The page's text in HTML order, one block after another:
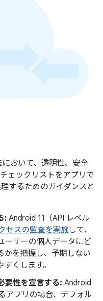
おいて、透明性、安全
ェックリストをアプリで
するためのガイダンスと
: Android 11（API レベル
セスの監査を実施して、
ーザーの個人データにど
かを把握し、予期しない
くします。
要性を宣言する: Android
アプリの場合、デフォル